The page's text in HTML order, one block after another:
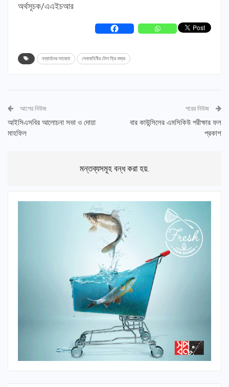
অর্থসূচক/এএইচআর
বন্যার্তদের সহায়তা সেনাবাহিনীর টোল ফ্রি নম্বর
আগের নিউজ
আইসিএসবির আলোচনা সভা ও দোয়া
মাহফিল
পরের নিউজ
বার কাউন্সিলের এমসিকিউ পরীক্ষার ফল
প্রকাশ
মন্তব্যসমূহ বন্ধ করা হয়.